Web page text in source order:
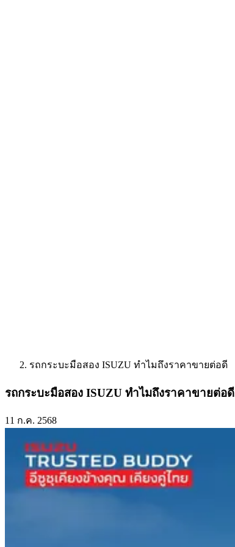
รถกระบะมือสอง ISUZU ทำไมถึงราคาขายต่อดี
รถกระบะมือสอง ISUZU ทำไมถึงราคาขายต่อดี
11 ก.ค. 2568